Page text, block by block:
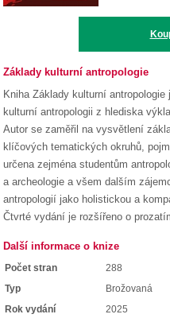
Základy kulturní antropologie
Kniha Základy kulturní
kulturní antropologii z hlediska
Autor se zaměřil na vysvětlení
klíčových tematických okruhů,
určena zejména studentům
a archeologie a všem dalším
antropologií jako holistickou a
Čtvrté vydání je rozšířeno o
Další informace o knize
Počet stran
288
Typ
Brožovaná
Rok vydání
2025